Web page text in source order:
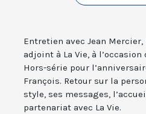
Entretien avec Jean
adjoint à La Vie, à
Hors-série pour
François. Retour sur la
style, ses messages,
partenariat avec La Vie.